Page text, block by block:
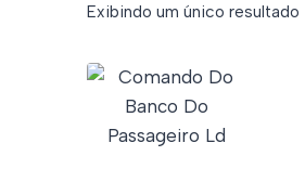
Exibindo um único resultado